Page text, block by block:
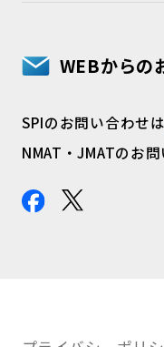
WEBからの
SPIのお問い合わせは
NMAT・JMATのお